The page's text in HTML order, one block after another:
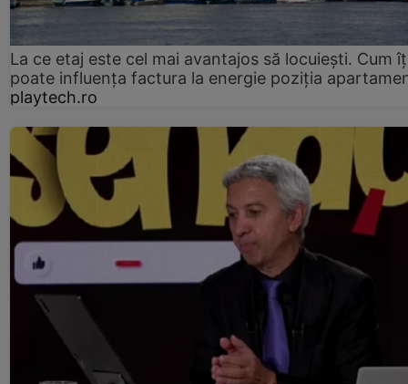
La ce etaj este cel mai avantajos să locuiești. Cum
poate influența factura la energie poziția
playtech.ro